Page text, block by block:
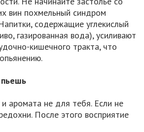
вин похмельный синдром
содержащие углекислый
газированная вода), усиливают
кишечного тракта, что
аромата не для тебя. Если не
После этого восприятие